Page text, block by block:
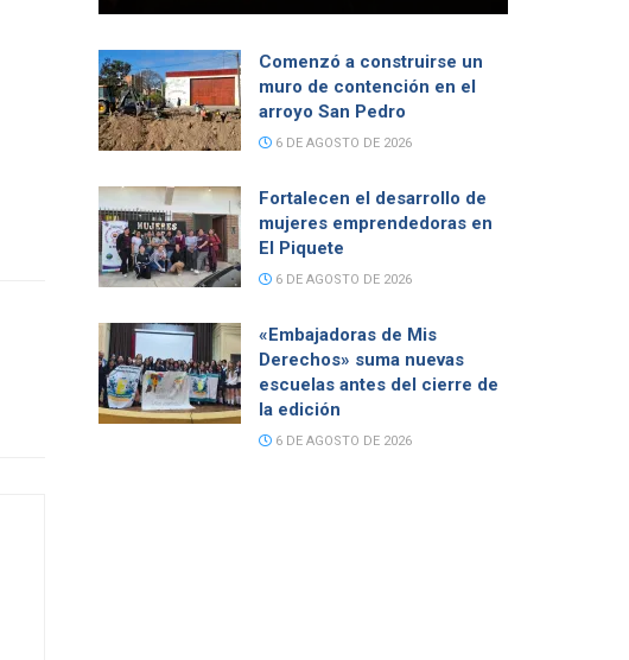
Comenzó a construirse un
muro de contención en el
arroyo San Pedro
6 DE AGOSTO DE 2026
Fortalecen el desarrollo de
mujeres emprendedoras en
El Piquete
6 DE AGOSTO DE 2026
«Embajadoras de Mis
Derechos» suma nuevas
escuelas antes del cierre de
la edición
6 DE AGOSTO DE 2026